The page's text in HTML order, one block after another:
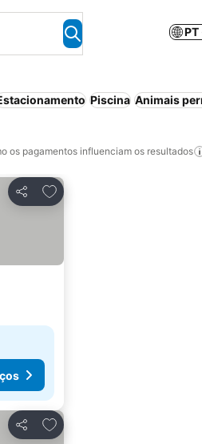
PT
Piscina Animais
os pagamentos influenciam os resultados
Partilhar
Adicionar aos favoritos
Partilhar
Adicionar aos favoritos